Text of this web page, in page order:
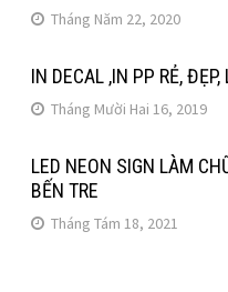
Tháng Năm 22, 2020
IN DECAL ,IN PP RẺ,
Tháng Mười Hai 16, 2019
LED NEON SIGN LÀM
BẾN TRE
Tháng Tám 18, 2021